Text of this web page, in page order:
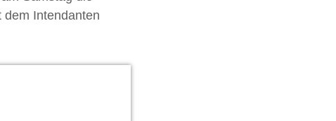
Intendanten